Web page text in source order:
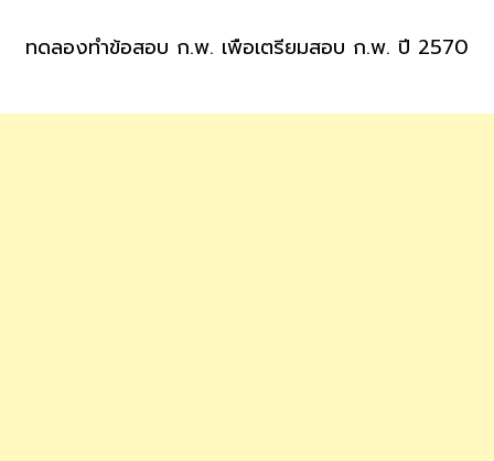
ทดลองทำข้อสอบ ก.พ. เพื่อเตรียมสอบ ก.พ. ปี 2570